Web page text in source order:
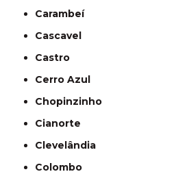
Carambeí
Cascavel
Castro
Cerro Azul
Chopinzinho
Cianorte
Clevelândia
Colombo